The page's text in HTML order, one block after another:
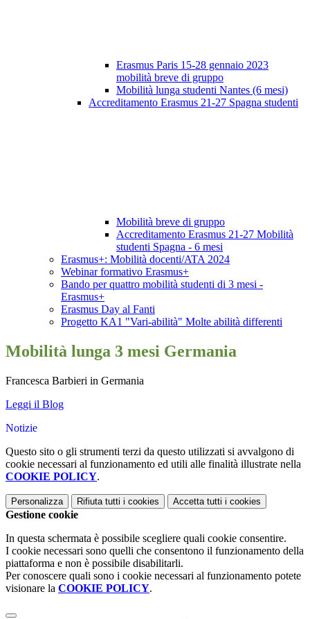
Erasmus Paris 15-28 gennaio 2023
mobilità breve di gruppo
Mobilità lunga studenti Nantes (6 mesi)
Accreditamento Erasmus 21-27 Spagna studenti
Mobilità breve di gruppo
Accreditamento Erasmus 21-27 Mobilità
studenti Spagna - 6 mesi
Erasmus+: Mobilità docenti/ATA 2024
Webinar formativo Erasmus+
Bando per quattro mobilità studenti di 3 mesi -
Erasmus+
Erasmus Day al Fanti
Progetto KA1 "Vari-abilità" Molte abilità differenti
Mobilità lunga 3 mesi Germania
Francesca Barbieri in Germania
Leggi il Blog
Notizie
Questo sito o gli strumenti terzi da questo utilizzati si avvalgono di
cookie necessari al funzionamento ed utili alle finalità illustrate nella
COOKIE POLICY.
Personalizza Rifiuta tutti i cookies Accetta tutti i cookies
Gestione cookie
In questa schermata è possibile scegliere quali cookie consentire.
I cookie necessari sono quelli che consentono il funzionamento della
piattaforma e non è possibile disabilitarli.
Per conoscere quali sono i cookie necessari al funzionamento potete
visionare la COOKIE POLICY.